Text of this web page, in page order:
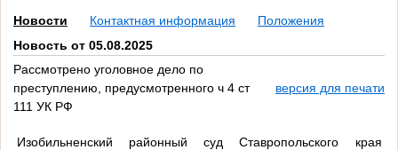
Новости Контактная информация
Положения
Новость от 05.08.2025
Рассмотрено уголовное дело по
преступлению, предусмотренного ч 4 ст
111 УК РФ
версия для печати
Изобильненский районный суд Ставропольского края